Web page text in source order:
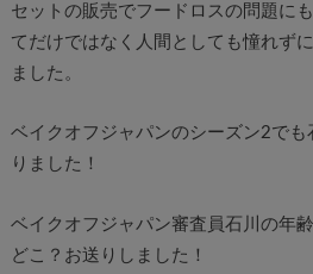
セットの販売でフードロスの問題に
てだけではなく人間としても憧れず
ました。
ベイクオフジャパンのシーズン2で
りました！
ベイクオフジャパン審査員石川の年
どこ？お送りしました！